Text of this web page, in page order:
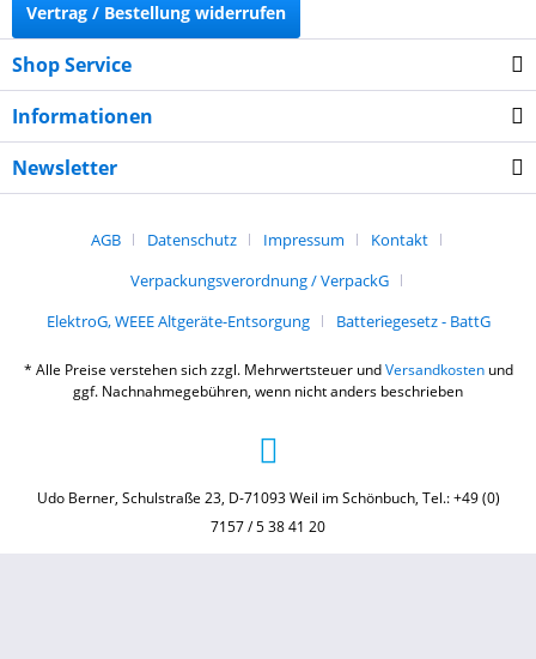
Vertrag / Bestellung widerrufen
Shop Service
Informationen
Newsletter
AGB Datenschutz Impressum
Kontakt
Verpackungsverordnung / VerpackG
ElektroG, WEEE Altgeräte-Entsorgung
Batteriegesetz - BattG
* Alle Preise verstehen sich zzgl. Mehrwertsteuer undVersandkostenund
ggf. Nachnahmegebühren, wenn nicht anders beschrieben
Udo Berner, Schulstraße 23, D-71093 Weil im Schönbuch, Tel.: +49 (0)
7157 / 5 38 41 20